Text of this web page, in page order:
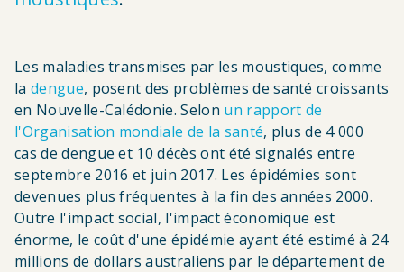
Les maladies transmises par les moustiques, comme
la dengue, posent des problèmes de santé croissants
en Nouvelle-Calédonie. Selon un rapport de
l'Organisation mondiale de la santé, plus de 4 000
cas de dengue et 10 décès ont été signalés entre
septembre 2016 et juin 2017. Les épidémies sont
devenues plus fréquentes à la fin des années 2000.
Outre l'impact social, l'impact économique est
énorme, le coût d'une épidémie ayant été estimé à 24
millions de dollars australiens par le département de